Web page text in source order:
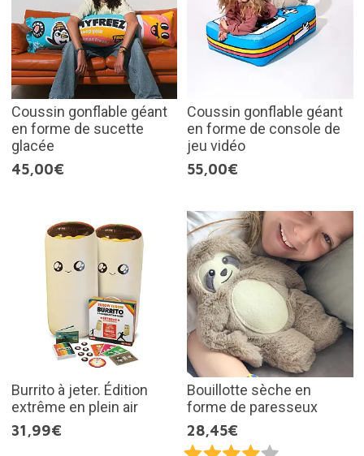
Coussin gonflable géant
en forme de sucette
glacée
45,00€
Coussin gonflable géant
en forme de console de
jeu vidéo
55,00€
Burrito à jeter. Édition
extrême en plein air
31,99€
Bouillotte sèche en
forme de paresseux
28,45€